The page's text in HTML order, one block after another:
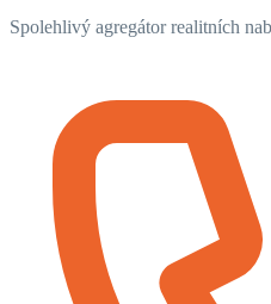
Spolehlivý agregátor realitních